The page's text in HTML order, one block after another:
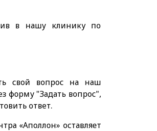
в нашу клинику по
свой вопрос на наш
форму "Задать вопрос",
ответ.
«Аполлон» оставляет